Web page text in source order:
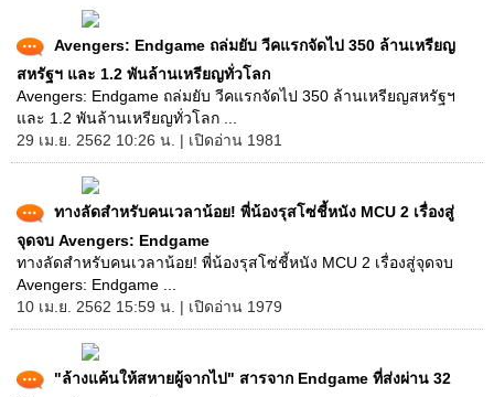
Avengers: Endgame ถล่มยับ วีคแรกจัดไป 350 ล้านเหรียญ
สหรัฐฯ และ 1.2 พันล้านเหรียญทั่วโลก
Avengers: Endgame ถล่มยับ วีคแรกจัดไป 350 ล้านเหรียญสหรัฐฯ
และ 1.2 พันล้านเหรียญทั่วโลก ...
29 เม.ย. 2562 10:26 น. | เปิดอ่าน 1981
ทางลัดสำหรับคนเวลาน้อย! พี่น้องรุสโซ่ชี้หนัง MCU 2 เรื่องสู่
จุดจบ Avengers: Endgame
ทางลัดสำหรับคนเวลาน้อย! พี่น้องรุสโซ่ชี้หนัง MCU 2 เรื่องสู่จุดจบ
Avengers: Endgame ...
10 เม.ย. 2562 15:59 น. | เปิดอ่าน 1979
"ล้างแค้นให้สหายผู้จากไป" สารจาก Endgame ที่ส่งผ่าน 32